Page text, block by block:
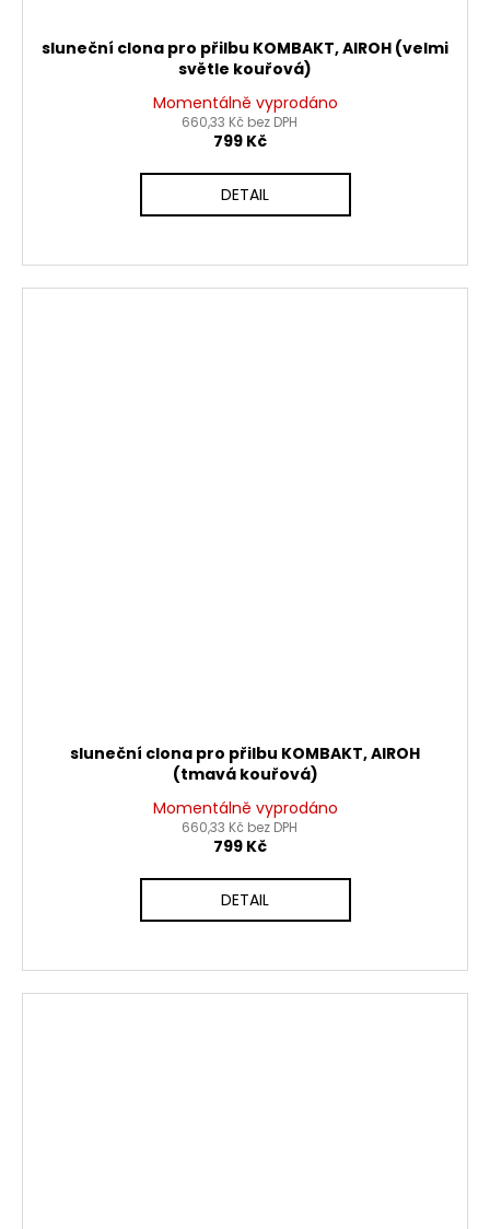
sluneční clona pro přilbu KOMBAKT, AIROH (velmi
světle kouřová)
Momentálně vyprodáno
660,33 Kč bez DPH
799 Kč
DETAIL
sluneční clona pro přilbu KOMBAKT, AIROH
(tmavá kouřová)
Momentálně vyprodáno
660,33 Kč bez DPH
799 Kč
DETAIL